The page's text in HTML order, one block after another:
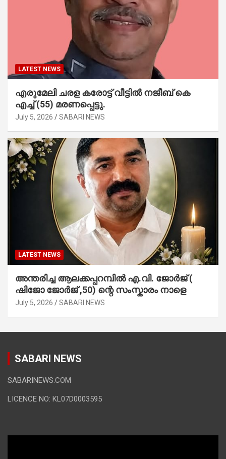
LATEST NEWS
എരുമേലി ചരള കരോട്ട് വീട്ടിൽ നജീബ് കെ
എച്ച് (55) മരണപ്പെട്ടു.
July 5, 2026 SABARI NEWS
LATEST NEWS
അന്തരിച്ച ആ​ല​ക്ക​പ്പ​റമ്പിൽ​ എ.​വി. ജോ​ർ​ജ് (
ഷിജോ ജോർജ് ,50) ന്റെ സംസ്കാരം നാളെ
July 5, 2026 SABARI NEWS
SABARI NEWS
SABARINEWS.COM
LICENCE NO: KL07D0003595